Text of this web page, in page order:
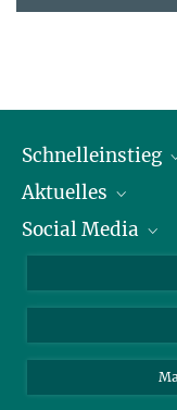
Schnelleinstieg
Personen
Pressebereich
Aktuelles
Stellenangebote
Social Media
X
LinkedIn